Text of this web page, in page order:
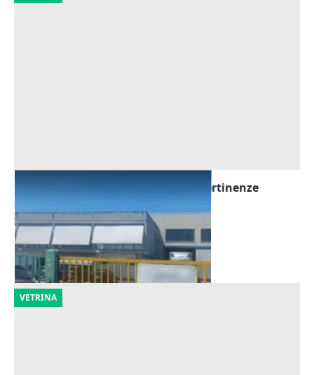
Asta Capannone industriale con pertinenze
Vasto
626.250 €
28/09/2026
VETRINA